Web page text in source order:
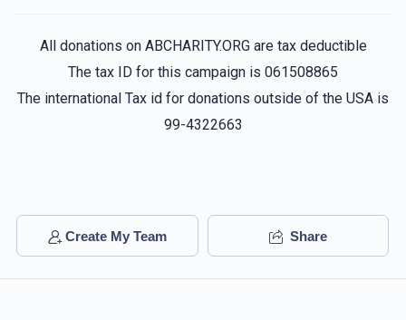
All donations on ABCHARITY.ORG are tax deductible
The tax ID for this campaign is 061508865
The international Tax id for donations outside of the USA is
99-4322663
Create My Team Share